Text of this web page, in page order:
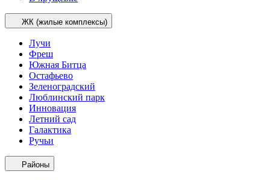
ЖК (жилые комплексы)
Лучи
Фреш
Южная Битца
Остафьево
Зеленоградский
Люблинский парк
Инновация
Летний сад
Галактика
Ручьи
Районы